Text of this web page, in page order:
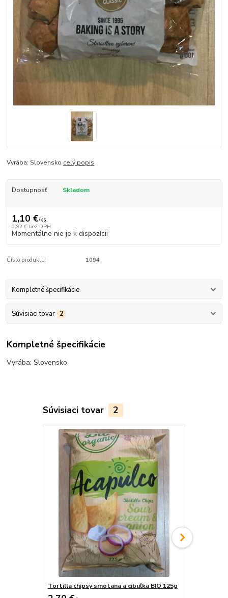
Vyrába: Slovensko celý popis
Dostupnosť Skladom
1,10 €/ks
0,92 € bez DPH
Momentálne nie je k dispozícii
Číslo produktu: 1094
Kompletné špecifikácie
Súvisiaci tovar 2
Kompletné špecifikácie
Vyrába: Slovensko
Súvisiaci tovar 2
Tortilla chipsy smotana a cibuľka BIO 125g